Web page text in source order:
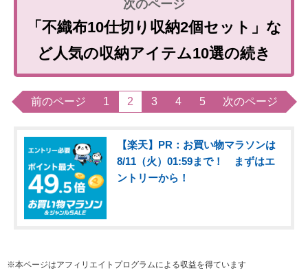
「不織布10仕切り収納2個セット」な
ど人気の収納アイテム10選の続き
前のページ 1 2 3 4 5 次のページ
【楽天】PR：お買い物マラソンは
8/11（火）01:59まで！ まずはエ
ントリーから！
※本ページはアフィリエイトプログラムによる収益を得ています